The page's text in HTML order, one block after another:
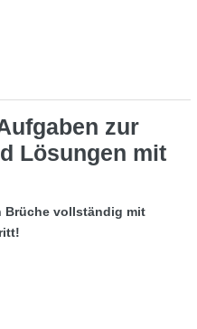
zur
Lösungen mit
Brüche vollständig mit